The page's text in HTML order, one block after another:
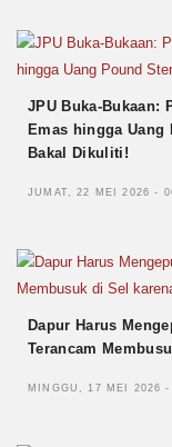
JPU Buka-Bukaan:
Emas hingga
Bakal Dikuliti!
JUMAT, 22 MEI 2026 -
Dapur Harus
Terancam
MINGGU, 17 MEI 2026